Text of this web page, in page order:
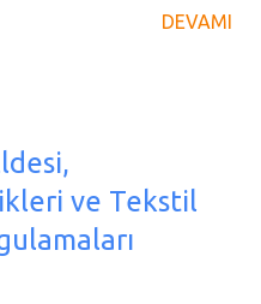
sağlanmaktadır. Lif amaçlı
2. Endüstriyel Kenevirin
yapılan araştırmalar,
- biyoplastik ve
Bugüne kadar
DEVAMI
ve Tekstil